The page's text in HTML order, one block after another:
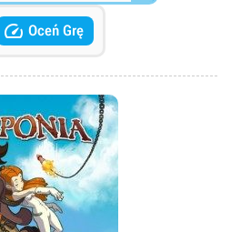
Goal. Podczas próby ich
nieprzewidzianych zdarzeń,
dziewczyny rozszczepia się na trzy
rozgrywki, Chaos on
od wydanego kilka miesięcy
sprowadza się do eksploracji,
zagadek.
 Oceń Grę